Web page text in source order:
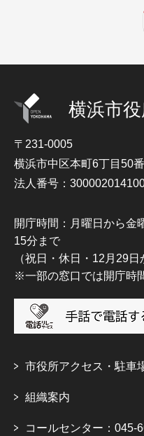
横浜市
〒231-0005
横浜市中区本町6丁目50
法人番号：
開庁時間：月曜日から金
15分まで
（祝日・休日・12月29日
※一部の窓口では開庁時
市役所アクセス・駐車
組織案内
コールセンター：045-